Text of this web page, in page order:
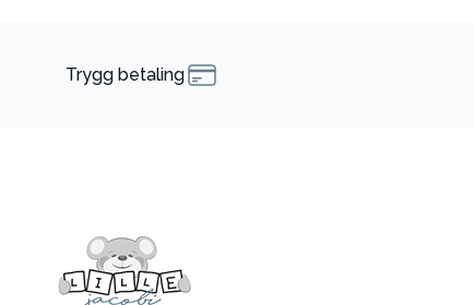
Trygg betaling